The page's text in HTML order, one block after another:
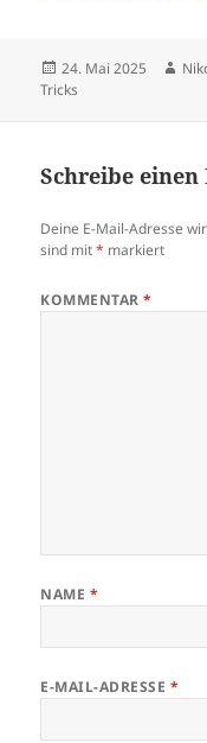
e
o
o
k
er
es
d
Veröffentlicht
am
24. Mai 2025
Tricks
Schreibe
Deine E-Mail-Adresse
sind mit* markiert
KOMMENTAR*
NAME *
E-MAIL-ADRESSE *